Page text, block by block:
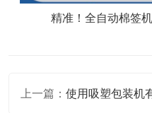
精准！全自动棉签
上一篇： 使用吸塑包装机